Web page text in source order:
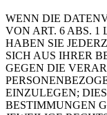
WENN DIE
VON ART. 6 ABS. 1
HABEN SIE
SICH AUS IHRER
GEGEN DIE
EINZULEGEN;
BESTIMMUNGEN